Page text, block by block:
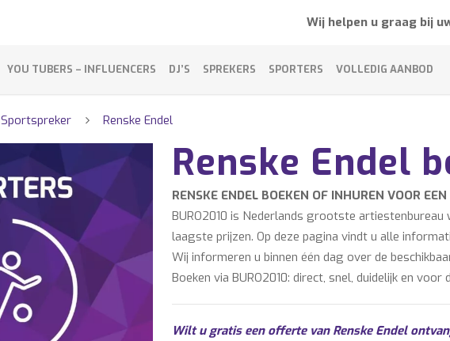
Wij helpen u graag bij
YOU TUBERS – INFLUENCERS DJ’S SPREKERS SPORTERS VOLLEDIG AANBOD
Sportspreker Renske Endel
Renske Endel
RENSKE ENDEL BOEKEN OF INHUREN VOOR
BURO2010 is Nederlands grootste
laagste prijzen. Op deze pagina vindt u alle
Wij informeren u binnen één dag over de
Boeken via BURO2010: direct, snel, duidelijk en voor
Wilt u gratis een offerte van Renske Endel